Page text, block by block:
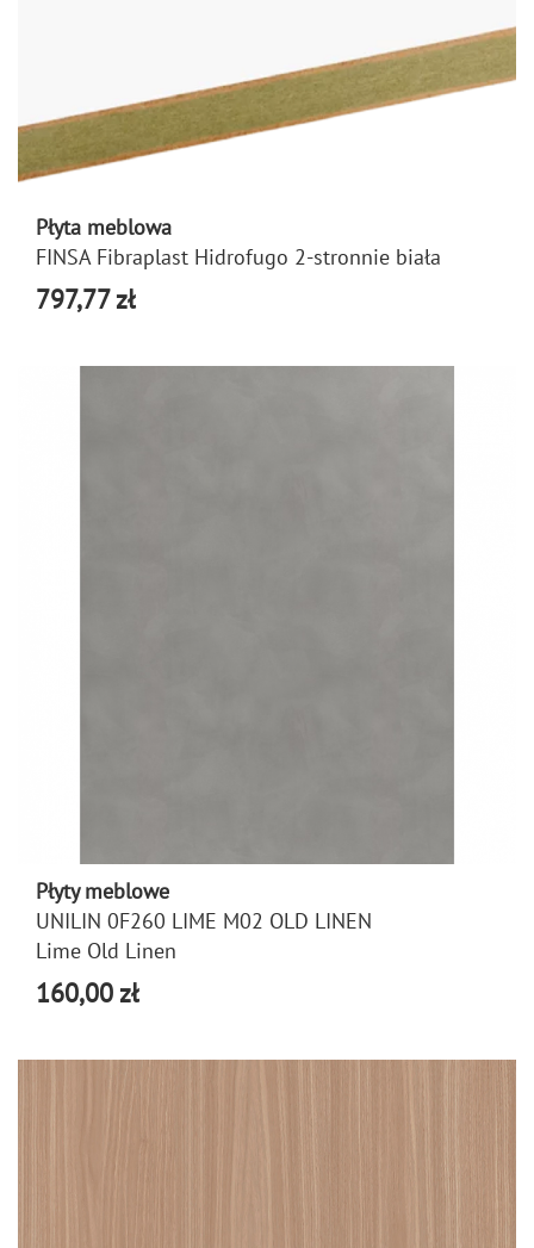
Płyta meblowa
FINSA Fibraplast Hidrofugo 2-stronnie biała
797,77 zł
Płyty meblowe
UNILIN 0F260 LIME M02 OLD LINEN
Lime Old Linen
160,00 zł